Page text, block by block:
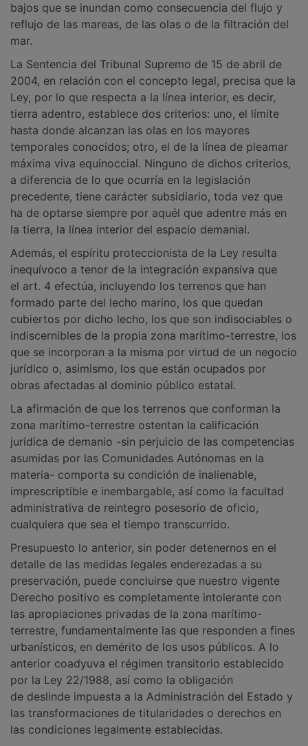
bajos que se inundan como consecuencia del flujo y
reflujo de las mareas, de las olas o de la filtración del
mar.
La Sentencia del Tribunal Supremo de 15 de abril de
2004, en relación con el concepto legal, precisa que la
Ley, por lo que respecta a la línea interior, es decir,
tierra adentro, establece dos criterios: uno, el límite
hasta donde alcanzan las olas en los mayores
temporales conocidos; otro, el de la línea de pleamar
máxima viva equinoccial. Ninguno de dichos criterios,
a diferencia de lo que ocurría en la legislación
precedente, tiene carácter subsidiario, toda vez que
ha de optarse siempre por aquél que adentre más en
la tierra, la línea interior del espacio demanial.
Además, el espíritu proteccionista de la Ley resulta
inequívoco a tenor de la integración expansiva que
el art. 4 efectúa, incluyendo los terrenos que han
formado parte del lecho marino, los que quedan
cubiertos por dicho lecho, los que son indisociables o
indiscernibles de la propia zona marítimo-terrestre, los
que se incorporan a la misma por virtud de un negocio
jurídico o, asimismo, los que están ocupados por
obras afectadas al dominio público estatal.
La afirmación de que los terrenos que conforman la
zona marítimo-terrestre ostentan la calificación
jurídica de demanio -sin perjuicio de las competencias
asumidas por las Comunidades Autónomas en la
materia- comporta su condición de inalienable,
imprescriptible e inembargable, así como la facultad
administrativa de reintegro posesorio de oficio,
cualquiera que sea el tiempo transcurrido.
Presupuesto lo anterior, sin poder detenernos en el
detalle de las medidas legales enderezadas a su
preservación, puede concluirse que nuestro vigente
Derecho positivo es completamente intolerante con
las apropiaciones privadas de la zona marítimo-
terrestre, fundamentalmente las que responden a fines
urbanísticos, en demérito de los usos públicos. A lo
anterior coadyuva el régimen transitorio establecido
por la Ley 22/1988, así como la obligación
de deslinde impuesta a la Administración del Estado y
las transformaciones de titularidades o derechos en
las condiciones legalmente establecidas.